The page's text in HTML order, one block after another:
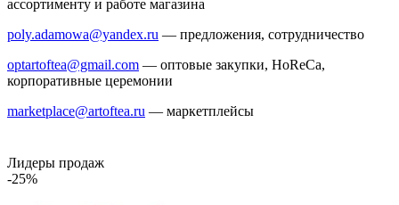
ассортименту и работе магазина
poly.adamowa@yandex.ru — предложения, сотрудничество
optartoftea@gmail.com — оптовые закупки, HoReCa,
корпоративные церемонии
marketplace@artoftea.ru — маркетплейсы
Лидеры продаж
-25%